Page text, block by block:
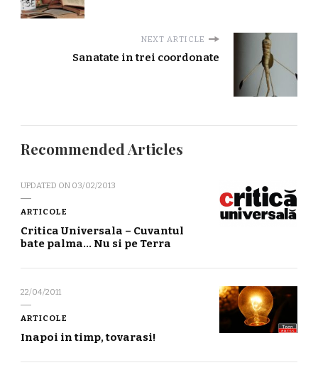
NEXT ARTICLE
Sanatate in trei coordonate
Recommended Articles
UPDATED ON 03/02/2013
ARTICOLE
Critica Universala – Cuvantul
bate palma… Nu si pe Terra
22/04/2011
ARTICOLE
Inapoi in timp, tovarasi!